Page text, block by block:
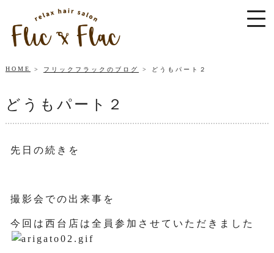
HOME フリックフラックのブログ どうもパート２
どうもパート２
先日の続きを
撮影会での出来事を
今回は西台店は全員参加させていただきました